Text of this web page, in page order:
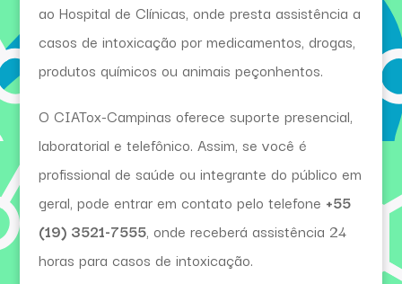
ao Hospital de Clínicas, onde presta assistência a
casos de intoxicação por medicamentos, drogas,
produtos químicos ou animais peçonhentos.
O CIATox-Campinas oferece suporte presencial,
laboratorial e telefônico. Assim, se você é
profissional de saúde ou integrante do público em
geral, pode entrar em contato pelo telefone +55
(19) 3521-7555, onde receberá assistência 24
horas para casos de intoxicação.